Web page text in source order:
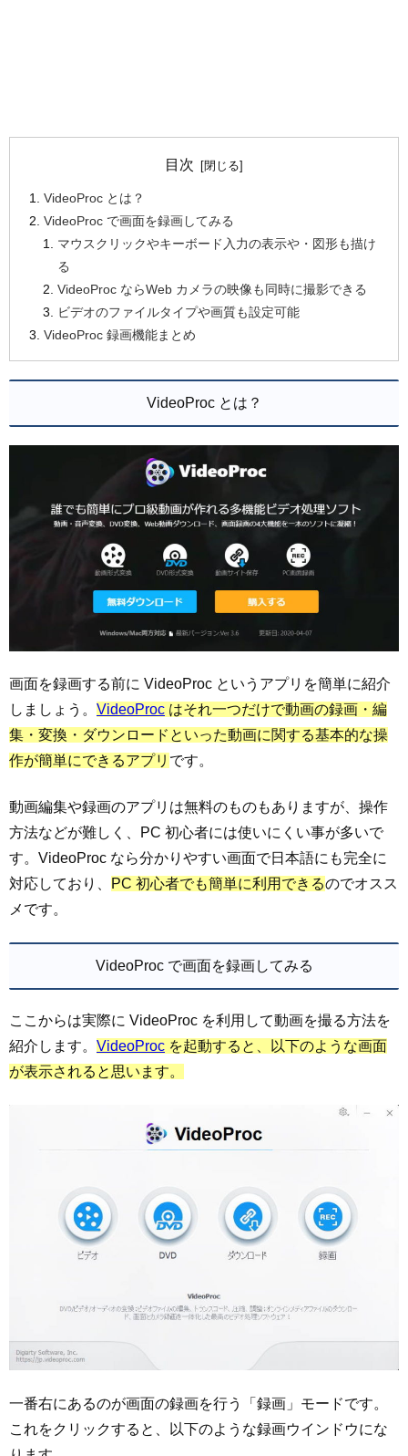
目次
VideoProc とは？
VideoProc で画面を録画してみる
マウスクリックやキーボード入力の表示や・図形も描け
る
VideoProc ならWeb カメラの映像も同時に撮影できる
ビデオのファイルタイプや画質も設定可能
VideoProc 録画機能まとめ
VideoProc とは？
画面を録画する前に VideoProc というアプリを簡単に紹介
しましょう。 VideoProc はそれ一つだけで動画の録画・編
集・変換・ダウンロードといった動画に関する基本的な操
作が簡単にできるアプリ です。
動画編集や録画のアプリは無料のものもありますが、操作
方法などが難しく、PC 初心者には使いにくい事が多いで
す。VideoProc なら分かりやすい画面で日本語にも完全に
対応しており、
PC 初心者でも簡単に利用できるのでオスス
メです。
VideoProc で画面を録画してみる
ここからは実際に VideoProc を利用して動画を撮る方法を
紹介します。 VideoProc を起動すると、以下のような画面
が表示されると思います。
一番右にあるのが画面の録画を行う「録画」モードです。
これをクリックすると、以下のような録画ウインドウにな